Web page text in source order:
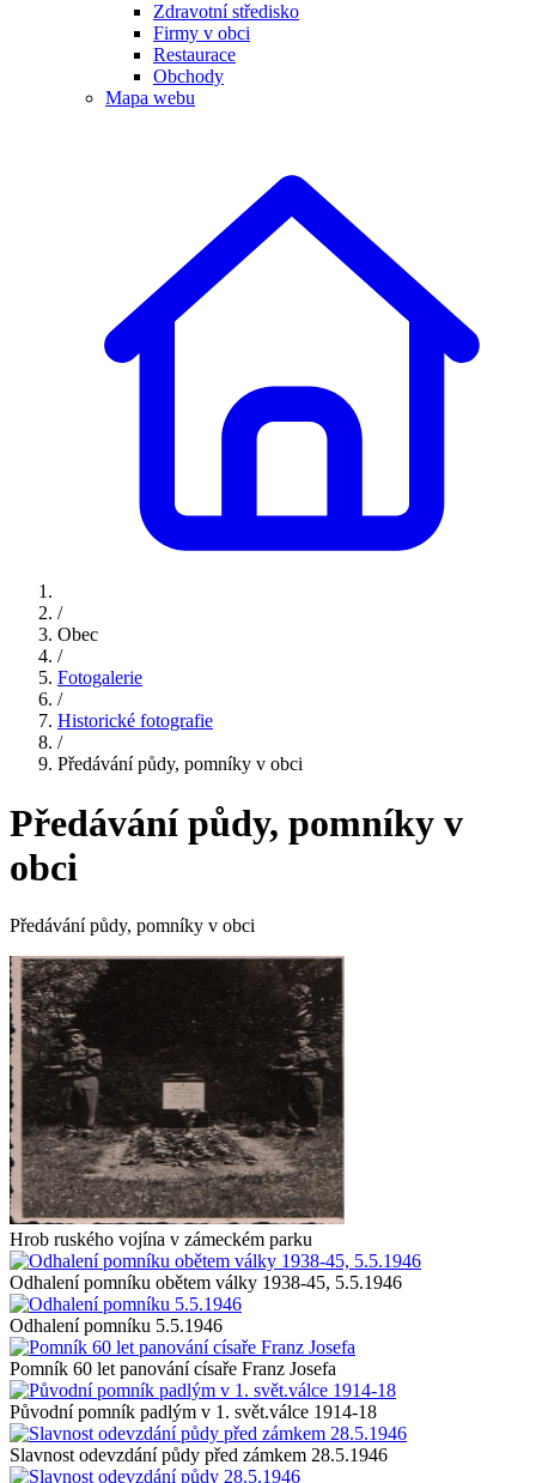
Zdravotní středisko
Firmy v obci
Restaurace
Obchody
Mapa webu
/
Obec
/
Fotogalerie
/
Historické fotografie
/
Předávání půdy, pomníky v obci
Předávání půdy, pomníky v
obci
Předávání půdy, pomníky v obci
Hrob ruského vojína v zámeckém parku
Odhalení pomníku obětem války 1938-45, 5.5.1946
Odhalení pomníku 5.5.1946
Pomník 60 let panování císaře Franz Josefa
Původní pomník padlým v 1. svět.válce 1914-18
Slavnost odevzdání půdy před zámkem 28.5.1946